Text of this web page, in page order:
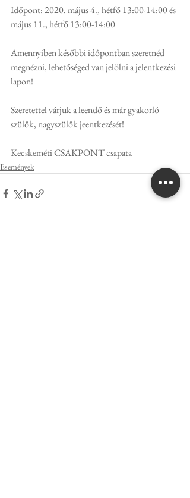
Időpont: 2020. május 4., hétfő 13:00-14:00 és
május 11., hétfő 13:00-14:00
Amennyiben későbbi időpontban szeretnéd
megnézni, lehetőséged van jelölni a jelentkezési
lapon!
Szeretettel várjuk a leendő és már gyakorló
szülők, nagyszülők jeentkezését!
Kecskeméti CSAKPONT csapata
Események